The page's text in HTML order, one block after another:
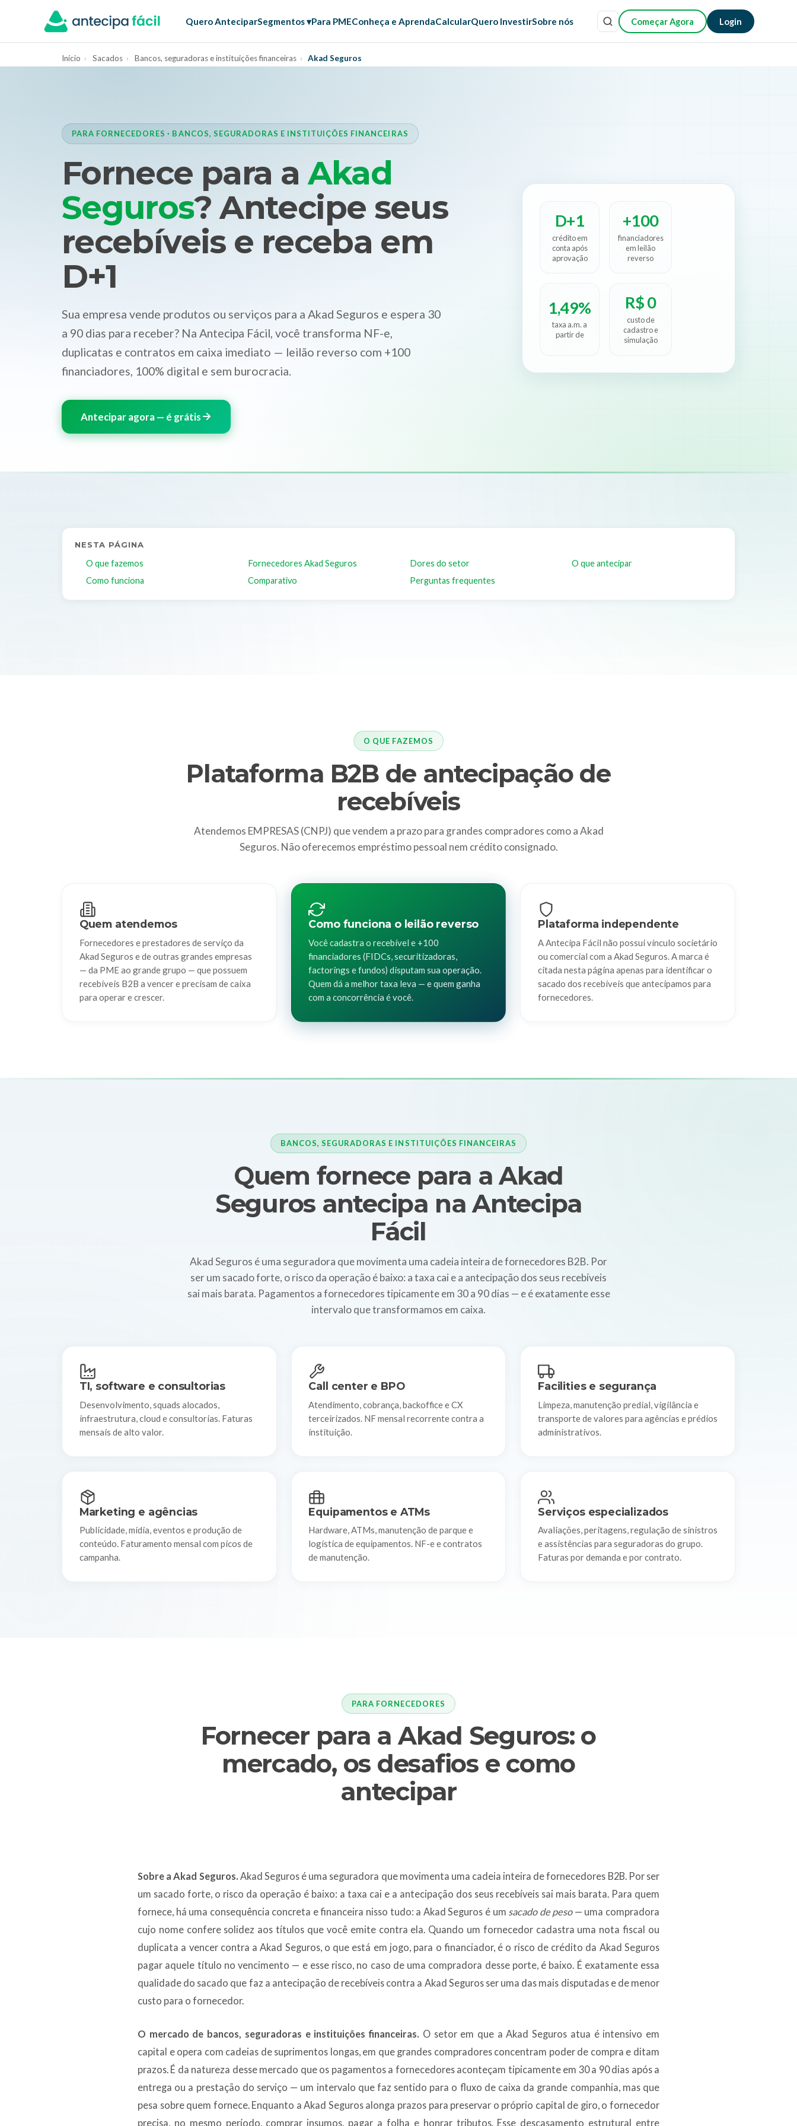
Quero AnteciparSegmentos ▾Para PMEConheça e AprendaCalcularQuero InvestirSobre nós Começar Agora Login
Início › Sacados › Bancos, seguradoras e instituições financeiras › Akad Seguros
PARA FORNECEDORES · BANCOS, SEGURADORAS E INSTITUIÇÕES FINANCEIRAS
Fornece para a Akad
Seguros? Antecipe seus
recebíveis e receba em
D+1
Sua empresa vende produtos ou serviços para a Akad Seguros e espera 30
a 90 dias para receber? Na Antecipa Fácil, você transforma NF-e,
duplicatas e contratos em caixa imediato — leilão reverso com +100
financiadores, 100% digital e sem burocracia.
Antecipar agora — é grátis
D+1
crédito em
conta após
aprovação
+100
financiadores
em leilão
reverso
1,49%
taxa a.m. a
partir de
R$ 0
custo de
cadastro e
simulação
NESTA PÁGINA
O que fazemos Fornecedores Akad Seguros Dores do setor
O que antecipar
Como funciona
Comparativo Perguntas frequentes
O QUE FAZEMOS
Plataforma B2B de antecipação de
recebíveis
Atendemos EMPRESAS (CNPJ) que vendem a prazo para grandes compradores como a Akad
Seguros. Não oferecemos empréstimo pessoal nem crédito consignado.
Quem atendemos
Fornecedores e prestadores de serviço da
Akad Seguros e de outras grandes empresas
— da PME ao grande grupo — que possuem
recebíveis B2B a vencer e precisam de caixa
para operar e crescer.
Como funciona o leilão reverso
Você cadastra o recebível e +100
financiadores (FIDCs, securitizadoras,
factorings e fundos) disputam sua operação.
Quem dá a melhor taxa leva — e quem ganha
com a concorrência é você.
Plataforma independente
A Antecipa Fácil não possui vínculo societário
ou comercial com a Akad Seguros. A marca é
citada nesta página apenas para identificar o
sacado dos recebíveis que antecipamos para
fornecedores.
BANCOS, SEGURADORAS E INSTITUIÇÕES FINANCEIRAS
Quem fornece para a Akad
Seguros antecipa na Antecipa
Fácil
Akad Seguros é uma seguradora que movimenta uma cadeia inteira de fornecedores B2B. Por
ser um sacado forte, o risco da operação é baixo: a taxa cai e a antecipação dos seus recebíveis
sai mais barata. Pagamentos a fornecedores tipicamente em 30 a 90 dias — e é exatamente esse
intervalo que transformamos em caixa.
TI, software e consultorias
Desenvolvimento, squads alocados,
infraestrutura, cloud e consultorias. Faturas
mensais de alto valor.
Call center e BPO
Atendimento, cobrança, backoffice e CX
terceirizados. NF mensal recorrente contra a
instituição.
Facilities e segurança
Limpeza, manutenção predial, vigilância e
transporte de valores para agências e prédios
administrativos.
Marketing e agências
Publicidade, mídia, eventos e produção de
conteúdo. Faturamento mensal com picos de
campanha.
Equipamentos e ATMs
Hardware, ATMs, manutenção de parque e
logística de equipamentos. NF-e e contratos
de manutenção.
Serviços especializados
Avaliações, peritagens, regulação de sinistros
e assistências para seguradoras do grupo.
Faturas por demanda e por contrato.
PARA FORNECEDORES
Fornecer para a Akad Seguros: o
mercado, os desafios e como
antecipar
Sobre a Akad Seguros. Akad Seguros é uma seguradora que movimenta uma cadeia inteira de fornecedores B2B. Por ser
um sacado forte, o risco da operação é baixo: a taxa cai e a antecipação dos seus recebíveis sai mais barata. Para quem
fornece, há uma consequência concreta e financeira nisso tudo: a Akad Seguros é um sacado de peso— uma compradora
cujo nome confere solidez aos títulos que você emite contra ela. Quando um fornecedor cadastra uma nota fiscal ou
duplicata a vencer contra a Akad Seguros, o que está em jogo, para o financiador, é o risco de crédito da Akad Seguros
pagar aquele título no vencimento — e esse risco, no caso de uma compradora desse porte, é baixo. É exatamente essa
qualidade do sacado que faz a antecipação de recebíveis contra a Akad Seguros ser uma das mais disputadas e de menor
custo para o fornecedor.
O mercado de bancos, seguradoras e instituições financeiras. O setor em que a Akad Seguros atua é intensivo em
capital e opera com cadeias de suprimentos longas, em que grandes compradores concentram poder de compra e ditam
prazos. É da natureza desse mercado que os pagamentos a fornecedores aconteçam tipicamente em 30 a 90 dias após a
entrega ou a prestação do serviço — um intervalo que faz sentido para o fluxo de caixa da grande companhia, mas que
pesa sobre quem fornece. Enquanto a Akad Seguros alonga prazos para preservar o próprio capital de giro, o fornecedor
precisa, no mesmo período, comprar insumos, pagar a folha e honrar tributos. Esse descasamento estrutural entre